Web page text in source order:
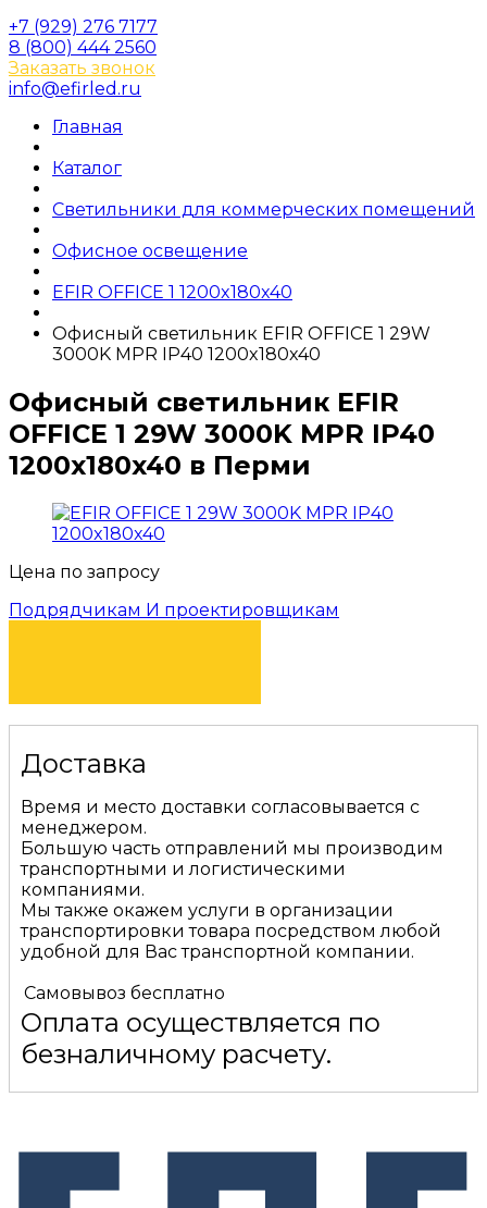
+7 (929) 276 7177
8 (800) 444 2560
Заказать звонок
info@efirled.ru
Главная
Каталог
Светильники для коммерческих помещений
Офисное освещение
EFIR OFFICE 1 1200x180x40
Офисный светильник EFIR OFFICE 1 29W
3000K MPR IP40 1200x180x40
Офисный светильник EFIR
OFFICE 1 29W 3000K MPR IP40
1200x180x40 в Перми
Цена по запросу
Подрядчикам И проектировщикам
Доставка
Время и место доставки согласовывается с
менеджером.
Большую часть отправлений мы производим
транспортными и логистическими
компаниями.
Мы также окажем услуги в организации
транспортировки товара посредством любой
удобной для Вас транспортной компании.
Самовывоз бесплатно
Оплата осуществляется по
безналичному расчету.